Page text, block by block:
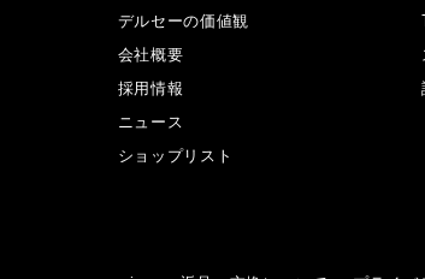
デルセーの価値観
会社概要
採用情報
ニュース
ショップリスト